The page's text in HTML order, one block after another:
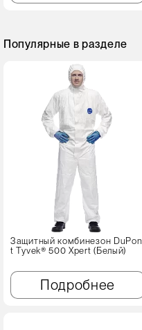
Популярные в разделе
Защитный комбинезон DuPon
t Tyvek® 500 Xpert (Белый)
Подробнее